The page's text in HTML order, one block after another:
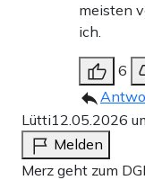
meisten
ich.
6
Lütti12.05.2026
Melden
Merz geht zum